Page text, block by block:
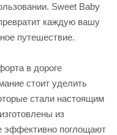
Sweet Baby
каждую вашу
путешествие.
в дороге
стоит уделить
стали настоящим
из
эффективно поглощают